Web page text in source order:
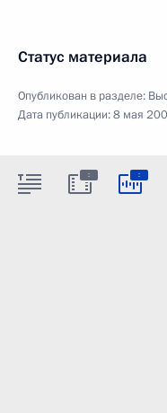
Статус материала
Опубликован в разделе:
Дата публикации:8 мая
: :